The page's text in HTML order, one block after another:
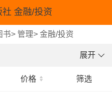
金融/投资
书> 管理>金融/投资
展开
价格 筛选